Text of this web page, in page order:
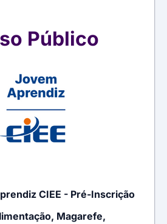
Público
CIEE - Pré-Inscrição
Magarefe,